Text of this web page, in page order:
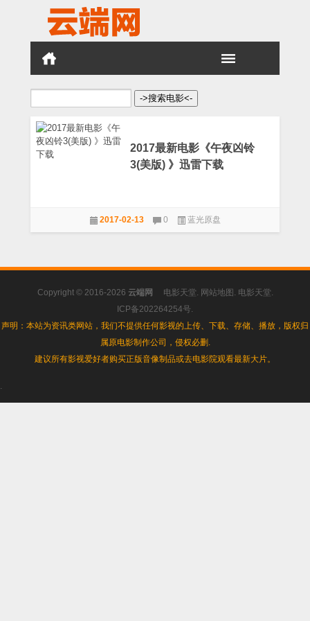
搜
2017最新电影《午夜凶铃
3(美版) 》迅雷下载
2017-02-13 0 蓝光原盘
Copyright © 2016-2026 云端网 电影天堂 网站地图 电影天堂
ICP备202264254号
声明：本站为资讯类网站，我们不提供任何影视的上传、下载、存储、播放，版权归
属原电影制作公司，侵权必删.
建议所有影视爱好者购买正版音像制品或去电影院观看最新大片。